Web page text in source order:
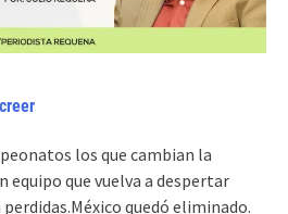
los que cambian la
equipo que vuelva a despertar
quedó eliminado.